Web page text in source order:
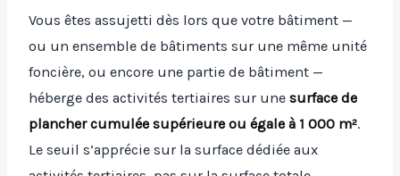
Vous êtes assujetti dès lors que votre bâtiment —
ou un ensemble de bâtiments sur une même unité
foncière, ou encore une partie de bâtiment —
héberge des activités tertiaires sur unesurface de
plancher cumulée supérieure ou égale à 1 000 m².
Le seuil s’apprécie sur la surface dédiée aux